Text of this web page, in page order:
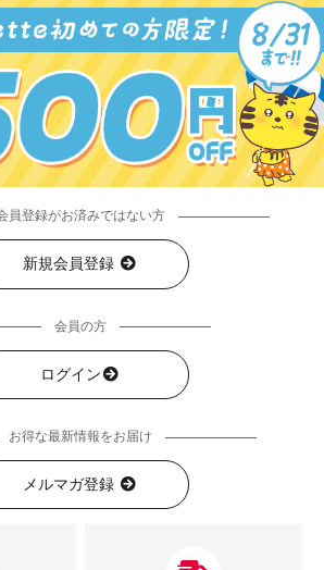
員登録がお済みではない方
新規会員登録
会員の方
ログイン
お得な最新情報をお届け
メルマガ登録